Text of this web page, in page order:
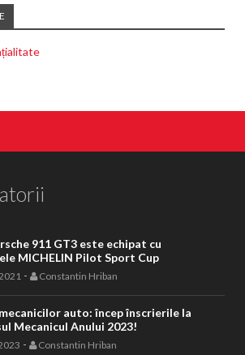
911 GT3 este echipat cu
MICHELIN Pilot Sport Cup
- Constantin Hriban
auto: încep înscrierile la
Mecanicul Anului 2023!
- Constantin Hriban